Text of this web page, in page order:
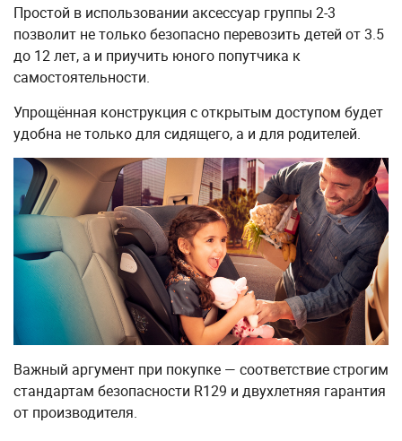
Простой в использовании аксессуар группы 2-3
позволит не только безопасно перевозить детей от 3.5
до 12 лет, а и приучить юного попутчика к
самостоятельности.
Упрощённая конструкция с открытым доступом будет
удобна не только для сидящего, а и для родителей.
Важный аргумент при покупке — соответствие строгим
стандартам безопасности R129 и двухлетняя гарантия
от производителя.